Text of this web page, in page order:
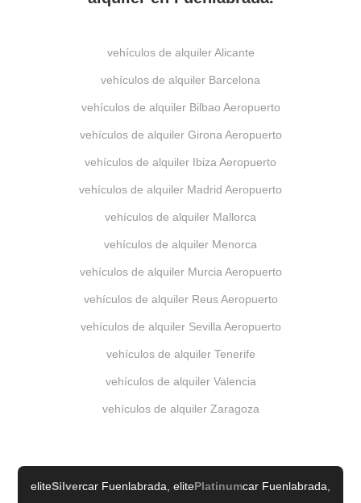
vehículos de alquiler Alicante
vehículos de alquiler Barcelona
vehículos de alquiler Bilbao Aeropuerto
vehículos de alquiler Girona Aeropuerto
vehículos de alquiler Ibiza Aeropuerto
vehículos de alquiler Madrid Aeropuerto
vehículos de alquiler Mallorca
vehículos de alquiler Menorca
vehículos de alquiler Murcia Aeropuerto
vehículos de alquiler Reus Aeropuerto
vehículos de alquiler Sevilla Aeropuerto
vehículos de alquiler Tenerife
vehículos de alquiler Valencia
vehículos de alquiler Zaragoza
eliteSilvercar Fuenlabrada , elitePlatinumcar Fuenlabrada